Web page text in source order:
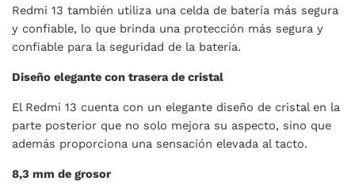
Redmi 13 también utiliza una celda de batería más segura
y confiable, lo que brinda una protección más segura y
confiable para la seguridad de la batería.
Diseño elegante con trasera de cristal
El Redmi 13 cuenta con un elegante diseño de cristal en la
parte posterior que no solo mejora su aspecto, sino que
además proporciona una sensación elevada al tacto.
8,3 mm de grosor